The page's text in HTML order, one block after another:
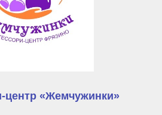
центр «Жемчужинки»